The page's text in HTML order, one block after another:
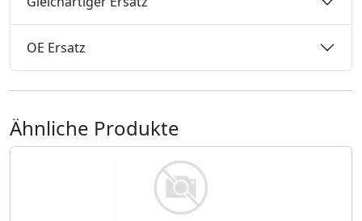
OE Ersatz
Ähnliche Produkte